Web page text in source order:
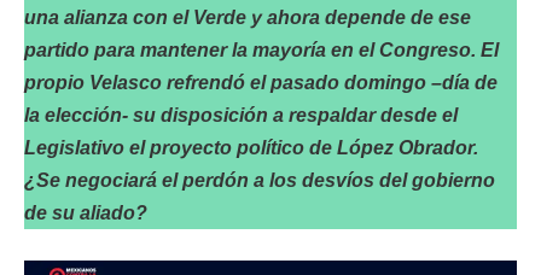
una alianza con el Verde y ahora depende de ese
partido para mantener la mayoría en el Congreso. El
propio Velasco refrendó el pasado domingo –día de
la elección- su disposición a respaldar desde el
Legislativo el proyecto político de López Obrador.
¿Se negociará el perdón a los desvíos del gobierno
de su aliado?